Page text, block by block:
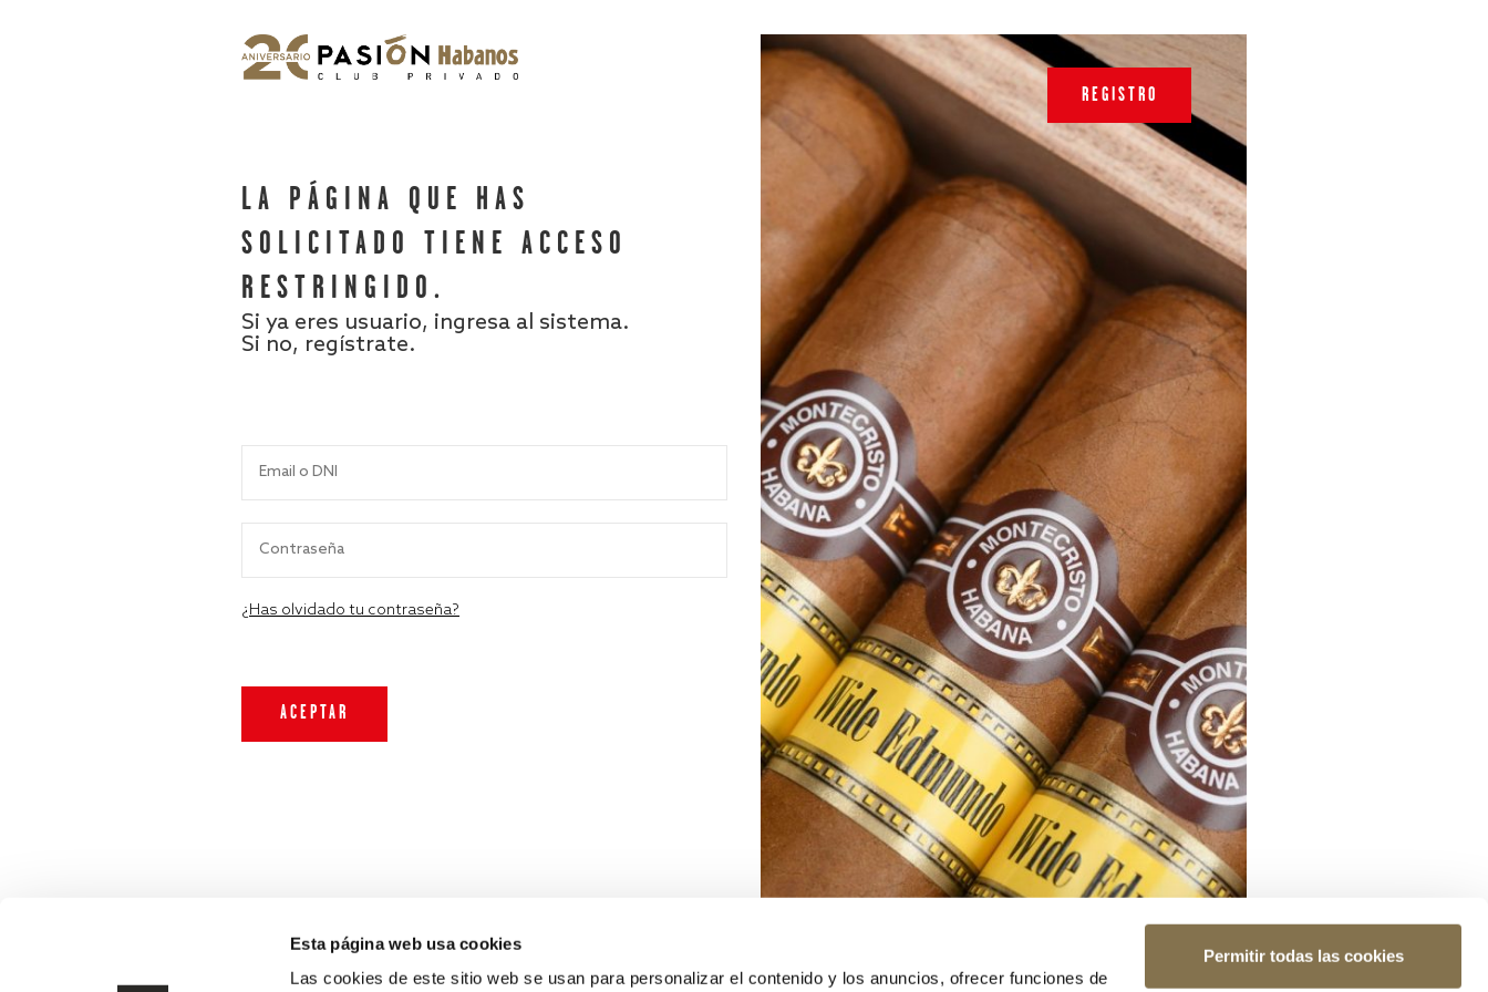
Esta página web usa cookies
Las cookies de este sitio web se usan para personalizar el contenido y los anuncios, ofrecer funciones de
Permitir todas las cookies
LA PÁGINA QUE HAS
SOLICITADO TIENE ACCESO
RESTRINGIDO.
Si ya eres usuario, ingresa al sistema.
Si no, regístrate.
¿Has olvidado tu contraseña?
REGISTRO